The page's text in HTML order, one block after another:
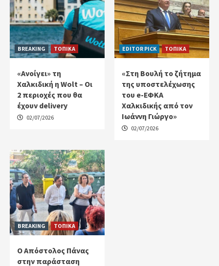
BREAKING ΤΟΠΙΚΑ
«Ανοίγει» τη
Χαλκιδική η Wolt – Οι
2 περιοχές που θα
έχουν delivery
02/07/2026
EDITOR PICK ΤΟΠΙΚΑ
«Στη Βουλή το ζήτημα
της υποστελέχωσης
του e-ΕΦΚΑ
Χαλκιδικής από τον
Ιωάννη Γιώργο»
02/07/2026
BREAKING ΤΟΠΙΚΑ
Ο Απόστολος Πάνας
στην παράσταση